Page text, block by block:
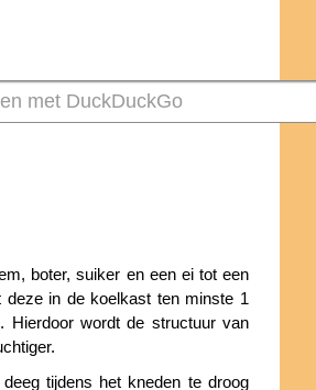
boter, suiker en een ei tot een
deze in de koelkast ten minste 1
Hierdoor wordt de structuur van
deeg tijdens het kneden te droog